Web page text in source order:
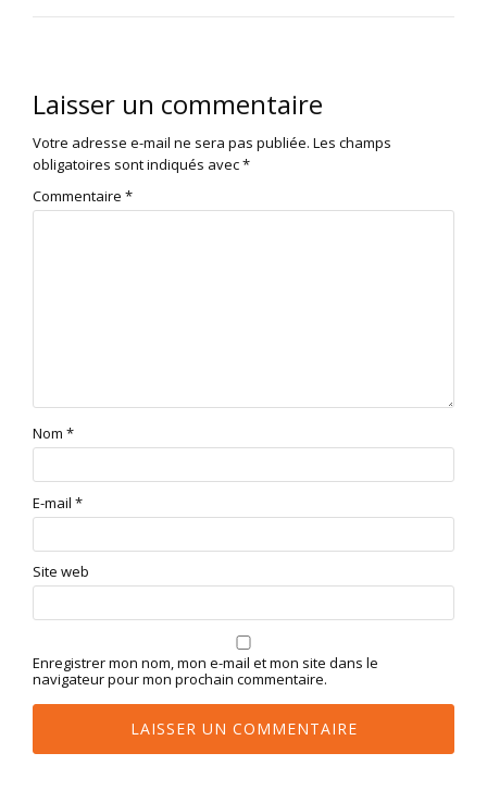
Laisser un commentaire
Votre adresse e-mail ne sera pas publiée. Les champs
obligatoires sont indiqués avec*
Commentaire *
Nom *
E-mail *
Site web
Enregistrer mon nom, mon e-mail et mon site dans le
navigateur pour mon prochain commentaire.